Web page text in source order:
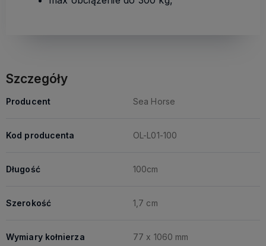
Szczegóły
Producent Sea Horse
Kod producenta OL-L01-100
Długość 100cm
Szerokość 1,7 cm
Wymiary kołnierza 77 x 1060 mm